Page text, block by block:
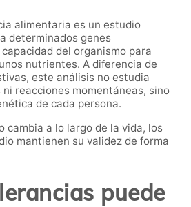
alimentaria es un estudio
determinados genes
del organismo para
nutrientes. A diferencia de
este análisis no estudia
reacciones momentáneas, sino
de cada persona.
cambia a lo largo de la vida, los
mantienen su validez de forma
puede